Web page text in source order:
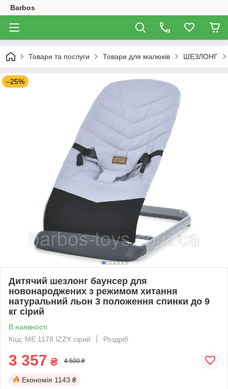
Barbos
Товари та послуги Товари для малюків ШЕЗЛОНГ
–25%
Дитячий шезлонг баунсер для
новонароджених з режимом хитання
натуральний льон 3 положення спинки до 9
кг сірий
В наявності
Код: ME 1178 IZZY сірий
Роздріб
3 357 ₴ 4 500 ₴
Економія 1143 ₴